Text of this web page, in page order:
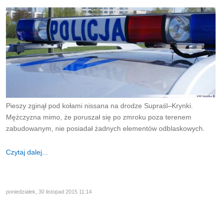
Pieszy zginął pod kołami nissana na drodze Supraśl–Krynki.
Mężczyzna mimo, że poruszał się po zmroku poza terenem
zabudowanym, nie posiadał żadnych elementów odblaskowych.
Czytaj dalej...
poniedziałek, 30 listopad 2015 11:14